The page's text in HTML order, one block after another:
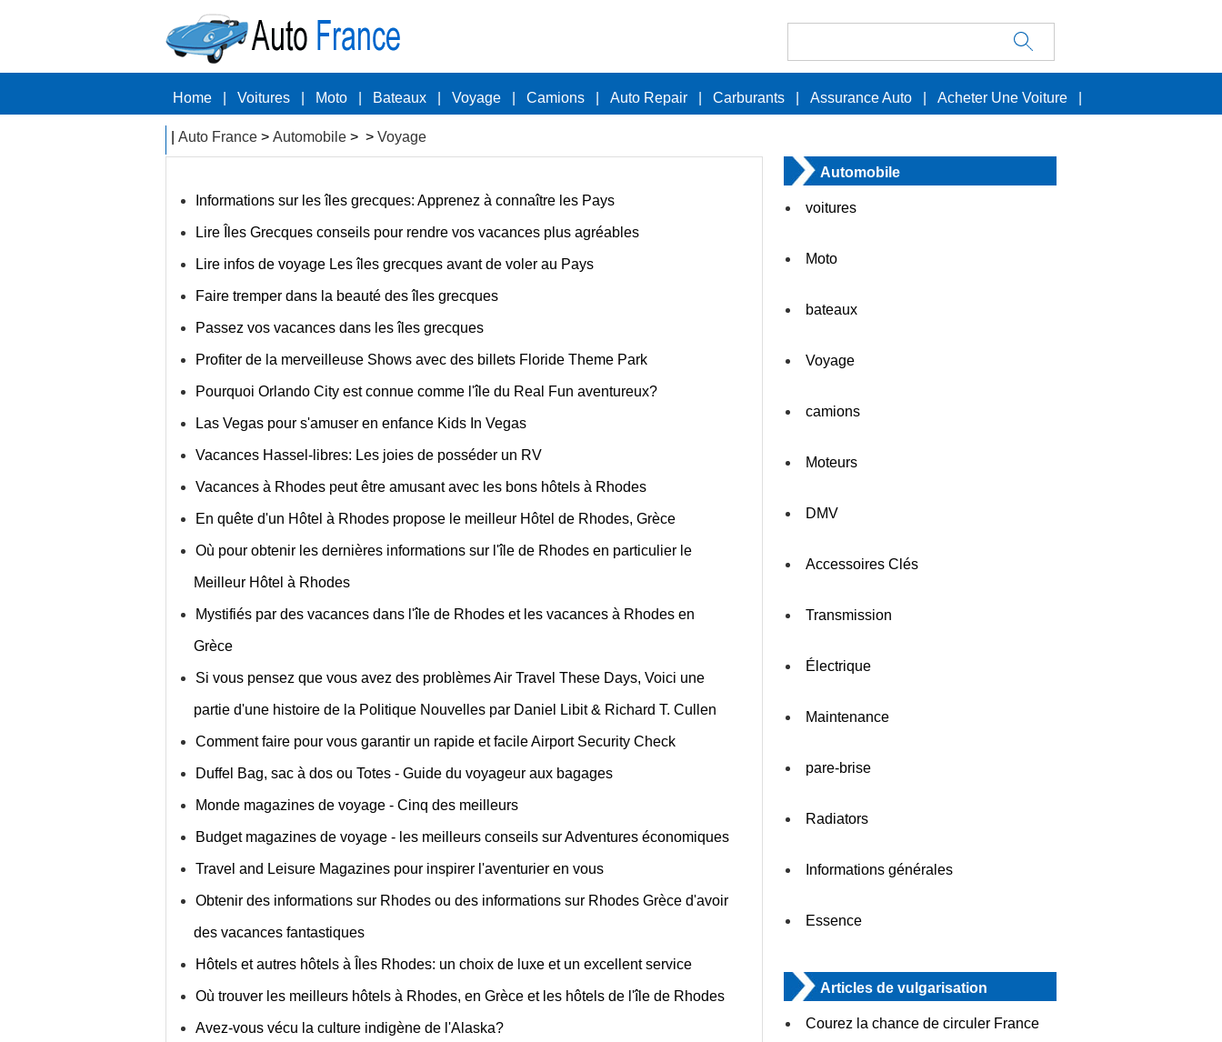
Home Voitures Moto Bateaux Voyage Camions Auto Repair Carburants Assurance Auto Acheter Une Voiture
Auto France > Automobile > > Voyage
Informations sur les îles grecques: Apprenez à connaître les Pays
Lire Îles Grecques conseils pour rendre vos vacances plus agréables
Lire infos de voyage Les îles grecques avant de voler au Pays
Faire tremper dans la beauté des îles grecques
Passez vos vacances dans les îles grecques
Profiter de la merveilleuse Shows avec des billets Floride Theme Park
Pourquoi Orlando City est connue comme l'île du Real Fun aventureux?
Las Vegas pour s'amuser en enfance Kids In Vegas
Vacances Hassel-libres: Les joies de posséder un RV
Vacances à Rhodes peut être amusant avec les bons hôtels à Rhodes
En quête d'un Hôtel à Rhodes propose le meilleur Hôtel de Rhodes, Grèce
Où pour obtenir les dernières informations sur l'île de Rhodes en particulier le
Meilleur Hôtel à Rhodes
Mystifiés par des vacances dans l'île de Rhodes et les vacances à Rhodes en
Grèce
Si vous pensez que vous avez des problèmes Air Travel These Days, Voici une
partie d'une histoire de la Politique Nouvelles par Daniel Libit & Richard T. Cullen
Comment faire pour vous garantir un rapide et facile Airport Security Check
Duffel Bag, sac à dos ou Totes - Guide du voyageur aux bagages
Monde magazines de voyage - Cinq des meilleurs
Budget magazines de voyage - les meilleurs conseils sur Adventures économiques
Travel and Leisure Magazines pour inspirer l'aventurier en vous
Obtenir des informations sur Rhodes ou des informations sur Rhodes Grèce d'avoir
des vacances fantastiques
Hôtels et autres hôtels à Îles Rhodes: un choix de luxe et un excellent service
Où trouver les meilleurs hôtels à Rhodes, en Grèce et les hôtels de l'île de Rhodes
Avez-vous vécu la culture indigène de l'Alaska?
Automobile
voitures
Moto
bateaux
Voyage
camions
Moteurs
DMV
Accessoires Clés
Transmission
Électrique
Maintenance
pare-brise
Radiators
Informations générales
Essence
Articles de vulgarisation
Courez la chance de circuler France